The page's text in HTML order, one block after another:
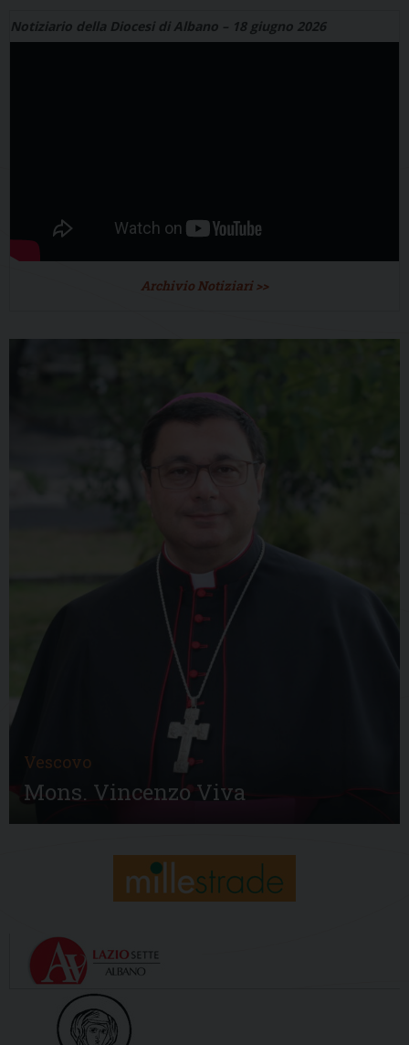
Notiziario della Diocesi di Albano – 18 giugno 2026
Archivio Notiziari >>
Vescovo
Mons. Vincenzo Viva